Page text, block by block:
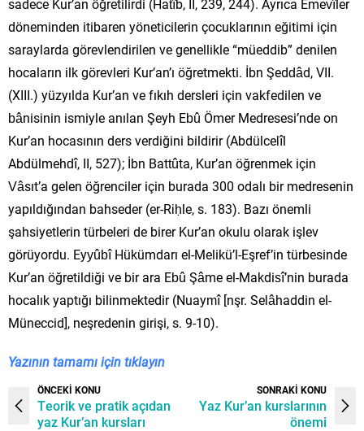
sadece Kur’an öğretilirdi (Hatîb, II, 239, 244). Ayrıca Emevîler
döneminden itibaren yöneticilerin çocuklarının eğitimi için
saraylarda görevlendirilen ve genellikle “müeddib” denilen
hocaların ilk görevleri Kur’an’ı öğretmekti. İbn Şeddâd, VII.
(XIII.) yüzyılda Kur’an ve fıkıh dersleri için vakfedilen ve
bânisinin ismiyle anılan Şeyh Ebû Ömer Medresesi’nde on
Kur’an hocasının ders verdiğini bildirir (Abdülcelîl
Abdülmehdî, II, 527); İbn Battûta, Kur’an öğrenmek için
Vâsıt’a gelen öğrenciler için burada 300 odalı bir medresenin
yapıldığından bahseder (er-Riḥle, s. 183). Bazı önemli
şahsiyetlerin türbeleri de birer Kur’an okulu olarak işlev
görüyordu. Eyyûbî Hükümdarı el-Melikü’l-Eşref’in türbesinde
Kur’an öğretildiği ve bir ara Ebû Şâme el-Makdisî’nin burada
hocalık yaptığı bilinmektedir (Nuaymî [nşr. Selâhaddin el-
Müneccid], neşredenin girişi, s. 9-10).
Yazının tamamı için tıklayın
ÖNCEKİ KONU
Teorik ve pratik açıdan
yaz Kur’an kursları
SONRAKİ KONU
Yaz Kur’an kurslarının
önemi